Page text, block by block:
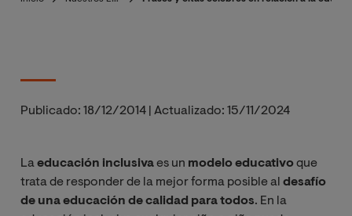
Publicado: 18/12/2014 Actualizado: 15/11/2024
Laeducación inclusivaes un modelo educativoque
trata de responder de la mejor forma posible al desafío
de una educación de calidad para todos. En la